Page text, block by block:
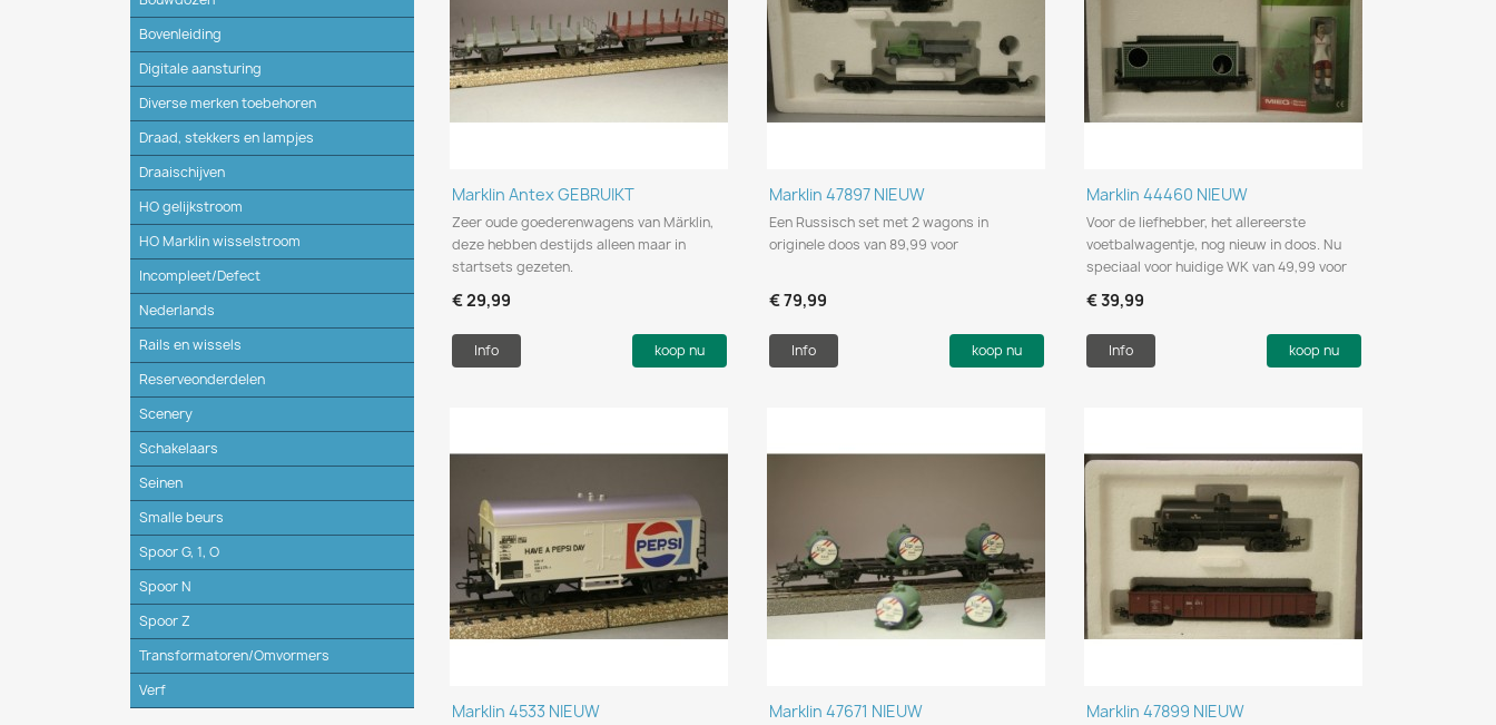
Bovenleiding
Digitale aansturing
Diverse merken toebehoren
Draad, stekkers en lampjes
Draaischijven
HO gelijkstroom
HO Marklin wisselstroom
Incompleet/Defect
Nederlands
Rails en wissels
Reserveonderdelen
Scenery
Schakelaars
Seinen
Smalle beurs
Spoor G, 1, O
Spoor N
Spoor Z
Transformatoren/Omvormers
Verf
Snel bekijken
Marklin Antex GEBRUIKT
Zeer oude goederenwagens van Märklin,
deze hebben destijds alleen maar in
startsets gezeten.
€ 29,99
Info koop nu
Snel bekijken
Marklin 47897 NIEUW
Een Russisch set met 2 wagons in
originele doos van 89,99 voor
€ 79,99
Info koop nu
Snel bekijken
Marklin 44460 NIEUW
Voor de liefhebber, het allereerste
voetbalwagentje, nog nieuw in doos. Nu
speciaal voor huidige WK van 49,99 voor
€ 39,99
Info koop nu
Snel bekijken
Marklin 4533 NIEUW Snel bekijken
Marklin 47671 NIEUW Snel bekijken
Marklin 47899 NIEUW